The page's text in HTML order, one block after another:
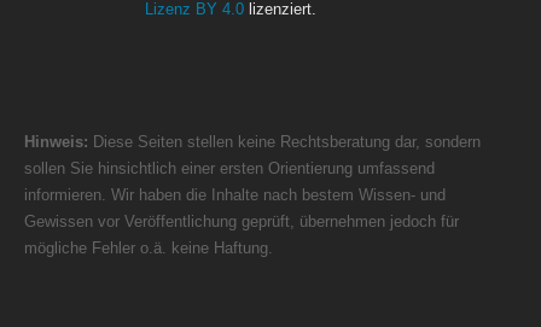
Lizenz BY 4.0 lizenziert.
Hinweis: Diese Seiten stellen keine Rechtsberatung dar, sondern
sollen Sie hinsichtlich einer ersten Orientierung umfassend
informieren. Wir haben die Inhalte nach bestem Wissen- und
Gewissen vor Veröffentlichung geprüft, übernehmen jedoch für
mögliche Fehler o.ä. keine Haftung.